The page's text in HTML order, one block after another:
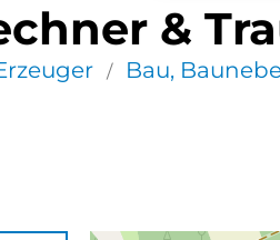
&
/ Bau,